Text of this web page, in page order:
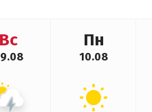
Вс Пн
10.08